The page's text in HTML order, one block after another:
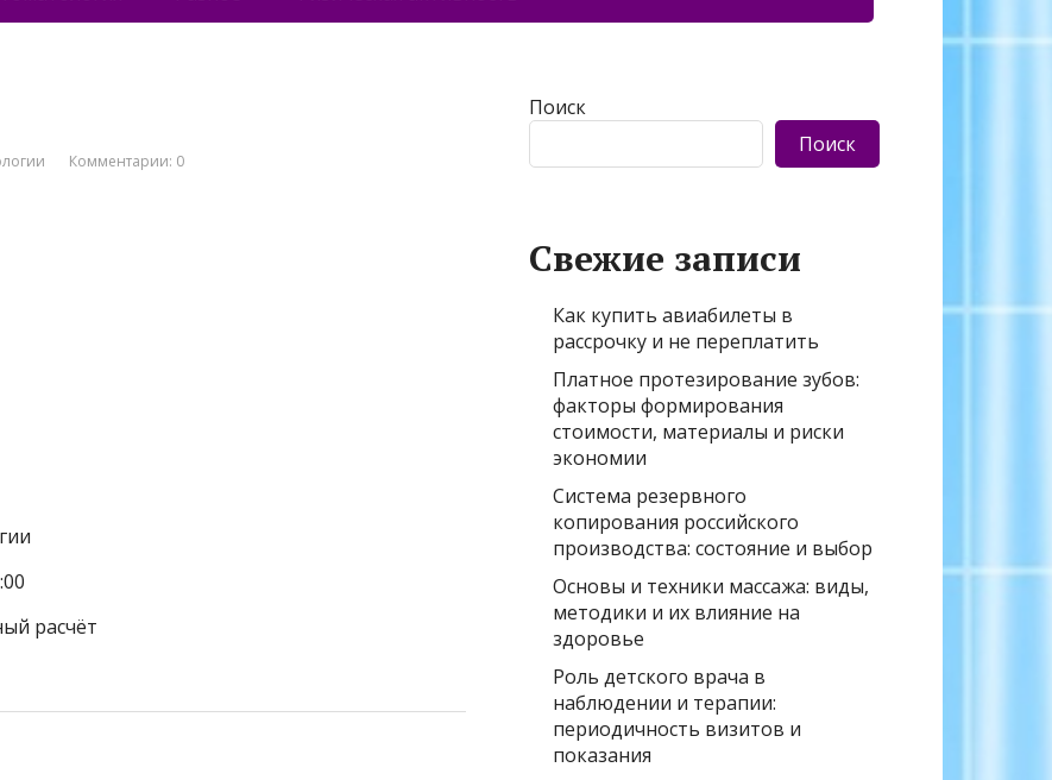
Комментарии: 0
расчёт
Поиск
Поиск
Свежие записи
Как купить авиабилеты в
рассрочку и не переплатить
Платное протезирование зубов:
факторы формирования
стоимости, материалы и риски
экономии
Система резервного
копирования российского
производства: состояние и выбор
Основы и техники массажа: виды,
методики и их влияние на
здоровье
Роль детского врача в
наблюдении и терапии:
периодичность визитов и
показания